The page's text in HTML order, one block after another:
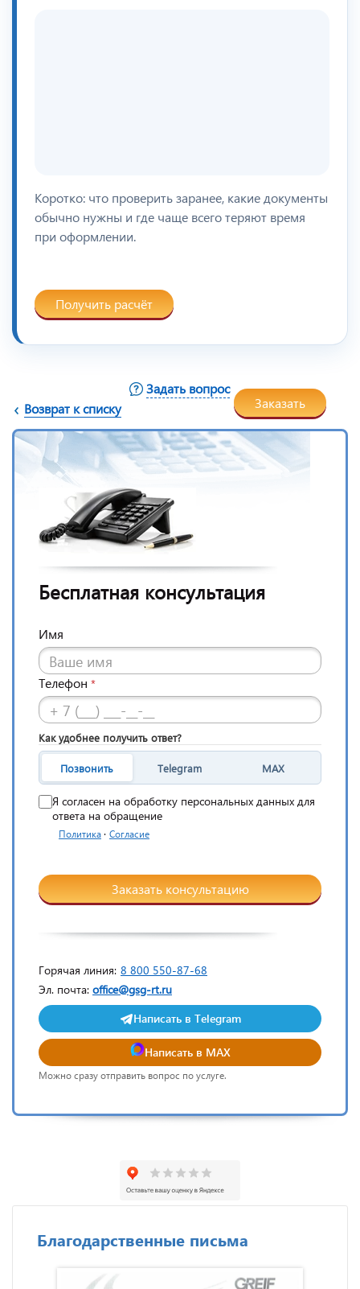
Коротко: что проверить заранее, какие документы
обычно нужны и где чаще всего теряют время
при оформлении.
Получить расчёт
Возврат к списку
Задать вопрос
Заказать
Бесплатная консультация
Имя
Телефон *
Как удобнее получить ответ?
Позвонить Telegram MAX
Я согласен на обработку персональных данных для
ответа на обращение
Политика · Согласие
Заказать консультацию
Горячая линия: 8 800 550-87-68
Эл. почта: office@gsg-rt.ru
Написать в Telegram
Написать в MAX
Можно сразу отправить вопрос по услуге.
Благодарственные письма